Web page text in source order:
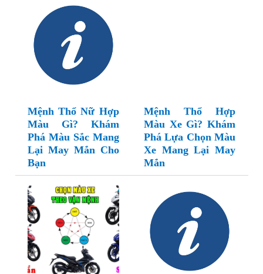
Mệnh Thổ Nữ Hợp
Màu Gì? Khám
Phá Màu Sắc Mang
Lại May Mắn Cho
Bạn
Mệnh Thổ Hợp
Màu Xe Gì? Khám
Phá Lựa Chọn Màu
Xe Mang Lại May
Mắn